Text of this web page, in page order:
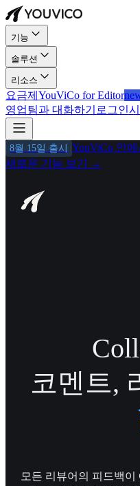
기능
솔루션
리소스
요금제 YouViCo for Editor
영업팀과 대화하기 로그인
8월 15일 출시
YouViCo 안
새로운 기능 보기
→
코멘트,
모든 리뷰어의 피드백